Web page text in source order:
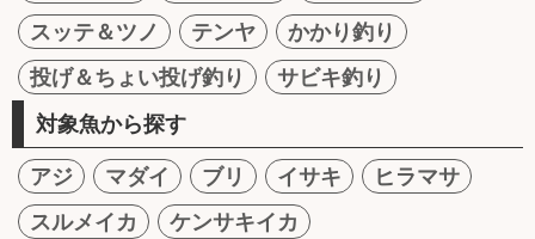
スッテ＆ツノ
テンヤ
かかり釣り
投げ＆ちょい投げ釣り
サビキ釣り
対象魚から探す
アジ マダイ ブリ イサキ
ヒラマサ
スルメイカ
ケンサキイカ